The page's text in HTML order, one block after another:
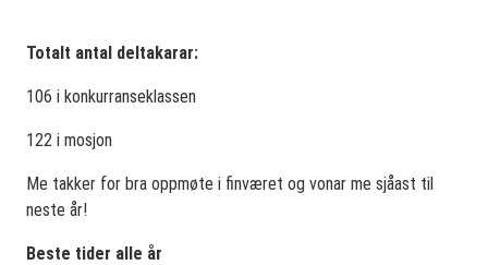
Totalt antal deltakarar:
106 i konkurranseklassen
122 i mosjon
Me takker for bra oppmøte i finværet og vonar me sjåast til
neste år!
Beste tider alle år